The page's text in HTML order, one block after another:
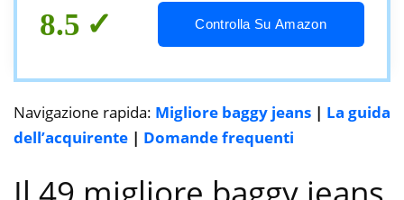
#2., L
8.5 Controlla Su Amazon
Navigazione rapida: Migliore baggy jeans | La guida
dell’acquirente | Domande frequenti